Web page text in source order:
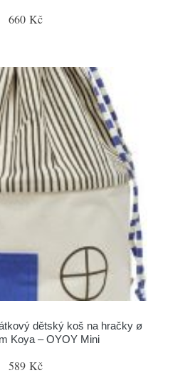
660 Kč
dětský koš na hračky ø
Koya – OYOY Mini
589 Kč